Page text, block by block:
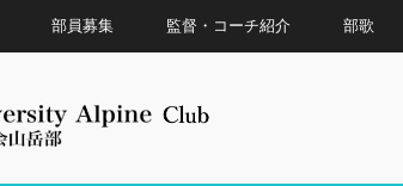
部員募集 監督・コーチ紹介 部歌